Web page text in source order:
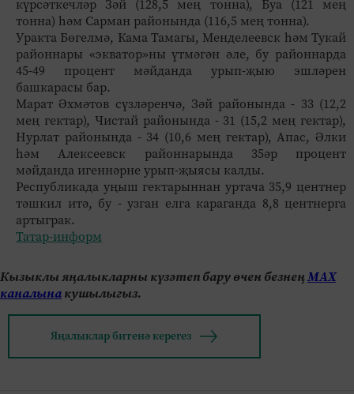
күрсәткечләр Зәй (128,5 мең тонна), Буа (121 мең
тонна) һәм Сарман районында (116,5 мең тонна).
Уракта Бөгелмә, Кама Тамагы, Менделеевск һәм Тукай
районнары «экватор»ны үтмәгән әле, бу районнарда
45-49 процент мәйданда урып-җыю эшләрен
башкарасы бар.
Марат Әхмәтов сүзләренчә, Зәй районында - 33 (12,2
мең гектар), Чистай районында - 31 (15,2 мең гектар),
Нурлат районында - 34 (10,6 мең гектар), Апас, Әлки
һәм Алексеевск районнарында 35әр процент
мәйданда игеннәрне урып-җыясы калды.
Республикада уңыш гектарыннан уртача 35,9 центнер
тәшкил итә, бу - узган елга караганда 8,8 центнерга
артыграк.
Татар-информ
Кызыклы яңалыкларны күзәтеп бару өчен безнеңМАХ
каналынакушылыгыз.
Яңалыклар битенә керегез